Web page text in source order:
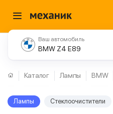
Ваш автомобиль
BMW Z4 E89
Каталог Лампы BMW
Лампы Стеклоочистители